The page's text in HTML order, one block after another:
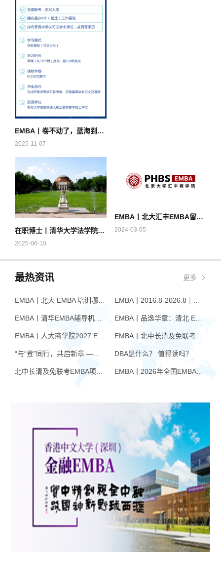
EMBA丨卷不动了，蓝海到底在哪里？｜香港大学EMBA环球班课程精华
2025-11-07
在职博士丨清华大学法学院法律领军人才（非全日制）专业博士项目2025年招生简章
2025-06-10
EMBA丨北大汇丰EMBA留学生招生即将截止
2024-03-05
最热资讯 更多
EMBA丨北大 EMBA 培训哪家好？从招生逻辑看选择标准 EMBA丨2016.8-2026.8｜品逸华章EMBA10周年：一群人，一条上岸路
EMBA丨清华EMBA辅导机构推荐：怎么选才不踩坑 EMBA丨品逸华章：清北 EMBA 辅导的学院派实力全景
EMBA丨人大商学院2027 EMBA招生 高额奖学金+前置赋能通道 EMBA丨北中长清及免联考EMBA项目申请时间汇总（7月篇）
“与“登”同行，共启新章 —— 樊登老师与品逸华章团队新年聚会 DBA是什么？ 值得读吗？
北中长清及免联考EMBA项目申请时间汇总（4月篇） EMBA丨2026年全国EMBA学费汇总